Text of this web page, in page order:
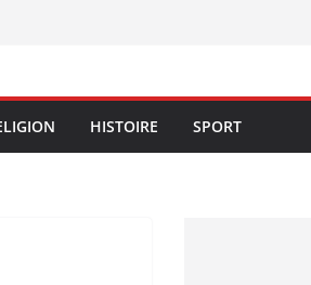
HISTOIRE SPORT